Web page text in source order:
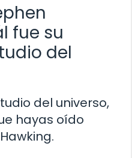
fue su
del
del universo,
hayas oído